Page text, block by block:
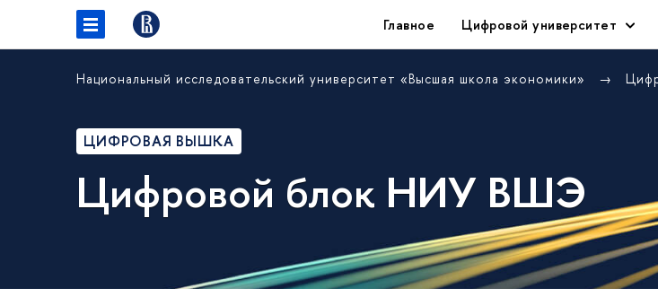
Главное Цифровой университет
Национальный исследовательский университет «Высшая школа экономики»
ЦИФРОВАЯ ВЫШКА
Цифровой блок НИУ ВШЭ